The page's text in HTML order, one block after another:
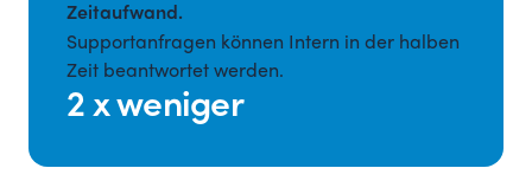
2 x weniger
Zeitaufwand.
Supportanfragen können Intern in der halben
Zeit beantwortet werden.